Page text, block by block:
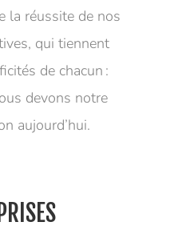
la réussite de nos
qui tiennent
de chacun :
devons notre
aujourd’hui.